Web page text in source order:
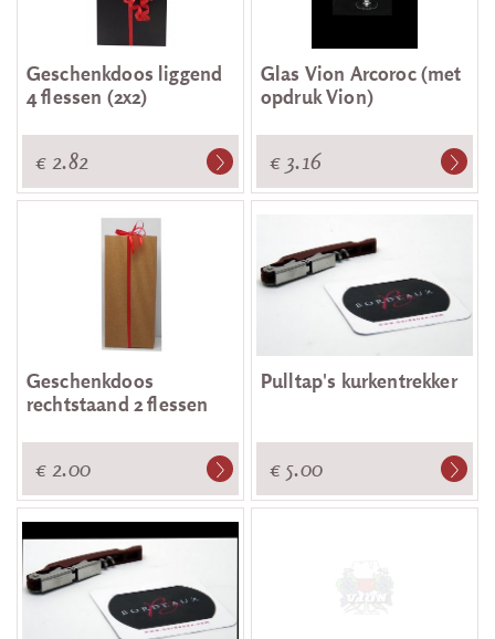
Geschenkdoos liggend
4 flessen (2x2)
€ 2.82
Glas Vion Arcoroc (met
opdruk Vion)
€ 3.16
Geschenkdoos
rechtstaand 2 flessen
€ 2.00
Pulltap's kurkentrekker
€ 5.00